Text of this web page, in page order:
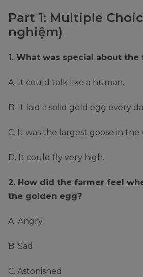
Part 1: Multiple
nghiệm)
1. What was special about
A. It could talk like a human.
B. It laid a solid gold egg every
C. It was the largest goose in the
D. It could fly very high.
2. How did the farmer feel
the golden egg?
A. Angry
B. Sad
C. Astonished